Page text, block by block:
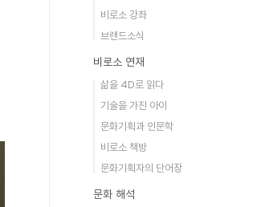
비로소 강좌
브랜드소식
비로소 연재
삶을 4D로 읽다
기술을 가진 아이
문화기획과 인문학
비로소 책방
문화기획자의 단어장
문화 해석